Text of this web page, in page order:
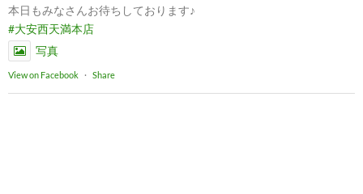
本日もみなさんお待ちしております♪
#大安西天満本店
写真
View on Facebook · Share